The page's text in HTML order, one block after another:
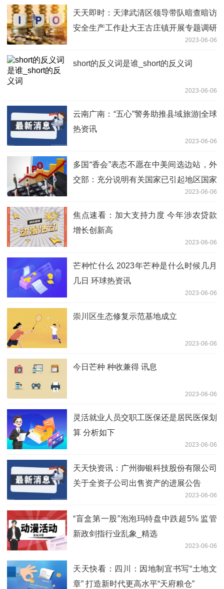
天天即时：天津武清区领导带队暗查暗访
安全生产工作赴大王古庄镇开展专题调研
2023-06-06
short的反义词是谁_short的反义词
2023-06-06
云南广南：“五心”警务助推县域旅游|全球
热资讯
2023-06-06
多国“香会”表态不愿在中美间选边站，外
交部：充分说明有关国家已引起地区国家
2023-06-06
焦点速看：加大支持力度 今年涉农贷款
增长创新高
2023-06-06
芒种忙什么 2023年芒种是什么时候几月
几日 环球热资讯
2023-06-06
崇川区生态修复示范基地成立
2023-06-06
今日芒种 种收兼得 讯息
2023-06-06
灵活就业人员交职工医保还是居民医保划
算 分析如下
2023-06-06
天天快资讯：广州御银科技股份有限公司
关于全资子公司出售资产的进展公告
2023-06-06
“盲盒第一股”泡泡玛特盘中跌超5% 监管
新政剑指行业乱象_精选
2023-06-06
天天快看：四川：因地制宜书写“土地文
章” 打造新时代更高水平“天府粮仓”